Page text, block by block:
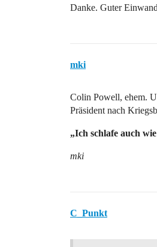
Danke. Guter
mki
Colin Powell, ehem.
Präsident nach
„Ich schlafe auch
mki
C_Punkt